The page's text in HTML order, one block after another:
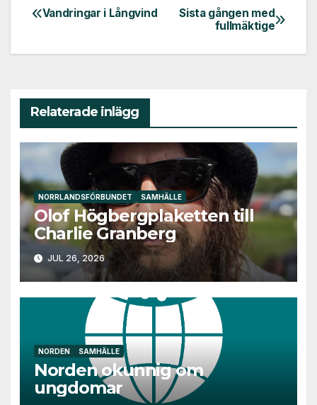
InläggsnavigeringSista gången med
fullmäktige
Vandringar i Långvind
Relaterade inlägg
NORRLANDSFÖRBUNDET SAMHÄLLE
Olof Högbergplaketten till
Charlie Granberg
JUL 26, 2026
NORDEN SAMHÄLLE
Norden okunnig om
ungdomar